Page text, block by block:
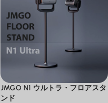
JMGO N1 ウルトラ・フロアスタ
ンド